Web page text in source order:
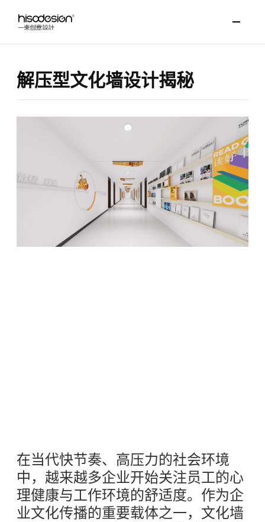
解压型文化墙设计揭秘
在当代快节奏、高压力的社会环境
中，越来越多企业开始关注员工的心
理健康与工作环境的舒适度。作为企
业文化传播的重要载体之一，文化墙